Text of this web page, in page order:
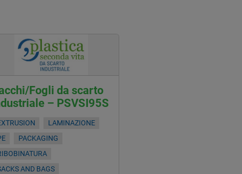
Fogli da scarto
– PSVSI95S
LAMINAZIONE
PACKAGING
AND BAGS